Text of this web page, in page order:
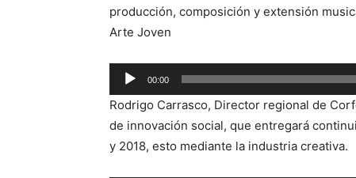
producción, composición y extensión
Arte Joven
Reproductor
de
audio
00:00
Rodrigo Carrasco, Director regional de
de innovación social, que entregará
y 2018, esto mediante la industria creativa.